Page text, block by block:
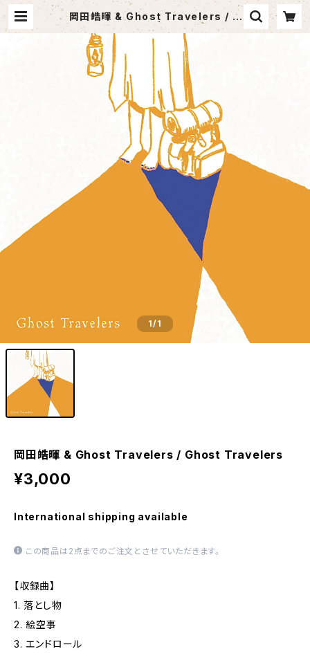
岡田皓暉 & Ghost Travelers / G
host Travelers | SABOTEN MU
SIC (セレクトCDショップ)
1/1
岡田皓暉 & Ghost Travelers / Ghost Travelers
¥3,000
International shipping available
この商品は2点までのご注文とさせていただきます。
【収録曲】
1. 落とし物
2. 絵空事
3. エンドロール